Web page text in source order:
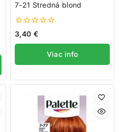
7-21 Stredná blond
0
z
5
3,40 €
Viac info